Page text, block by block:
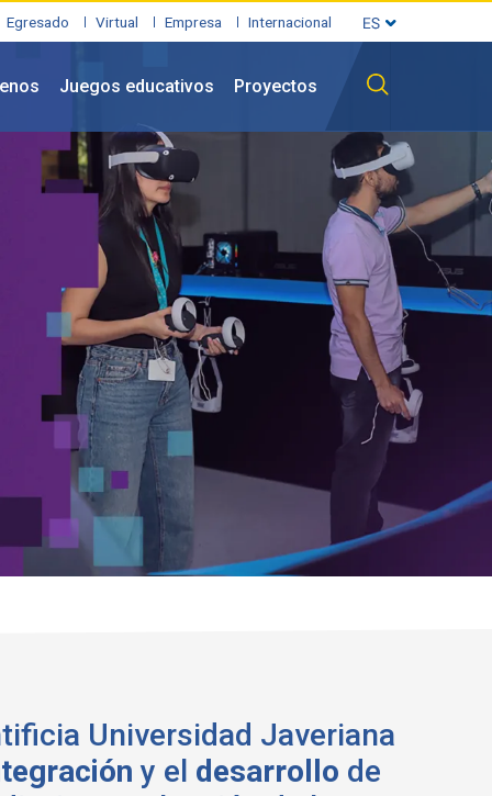
Egresado Virtual Empresa Internacional
Juegos educativos Proyectos
Universidad Javeriana
y el desarrollo de